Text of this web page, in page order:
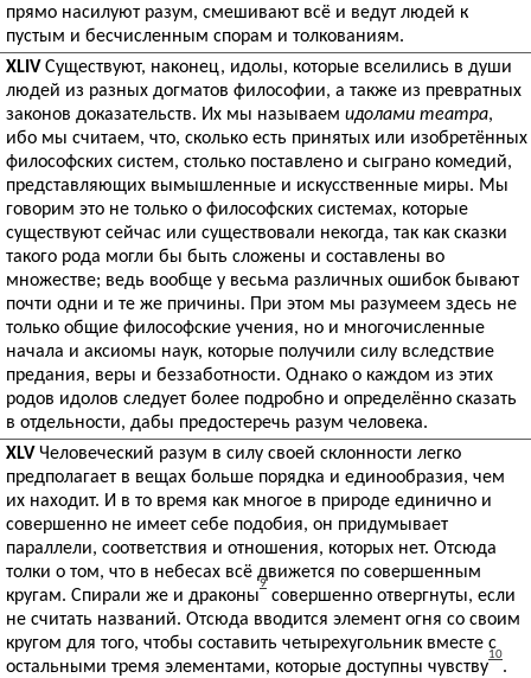
прямо насилуют разум, смешивают всё и ведут людей к
пустым и бесчисленным спорам и толкованиям.
XLIV Существуют, наконец, идолы, которые вселились в души
людей из разных догматов философии, а также из превратных
законов доказательств. Их мы называем идолами театра,
ибо мы считаем, что, сколько есть принятых или изобретённых
философских систем, столько поставлено и сыграно комедий,
представляющих вымышленные и искусственные миры. Мы
говорим это не только о философских системах, которые
существуют сейчас или существовали некогда, так как сказки
такого рода могли бы быть сложены и составлены во
множестве; ведь вообще у весьма различных ошибок бывают
почти одни и те же причины. При этом мы разумеем здесь не
только общие философские учения, но и многочисленные
начала и аксиомы наук, которые получили силу вследствие
предания, веры и беззаботности. Однако о каждом из этих
родов идолов следует более подробно и определённо сказать
в отдельности, дабы предостеречь разум человека.
XLV Человеческий разум в силу своей склонности легко
предполагает в вещах больше порядка и единообразия, чем
их находит. И в то время как многое в природе единично и
совершенно не имеет себе подобия, он придумывает
параллели, соответствия и отношения, которых нет. Отсюда
толки о том, что в небесах всё движется по совершенным
кругам. Спирали же и драконы
9
совершенно отвергнуты, если
не считать названий. Отсюда вводится элемент огня со своим
кругом для того, чтобы составить четырехугольник вместе с
остальными тремя элементами, которые доступны чувству
10
.